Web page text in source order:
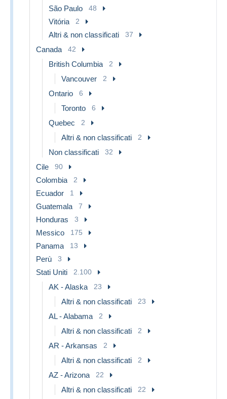
São Paulo 48
Vitória 2
Altri & non classificati 37
Canada 42
British Columbia 2
Vancouver 2
Ontario 6
Toronto 6
Quebec 2
Altri & non classificati 2
Non classificati 32
Cile 90
Colombia 2
Ecuador 1
Guatemala 7
Honduras 3
Messico 175
Panama 13
Perù 3
Stati Uniti 2.100
AK - Alaska 23
Altri & non classificati 23
AL - Alabama 2
Altri & non classificati 2
AR - Arkansas 2
Altri & non classificati 2
AZ - Arizona 22
Altri & non classificati 22